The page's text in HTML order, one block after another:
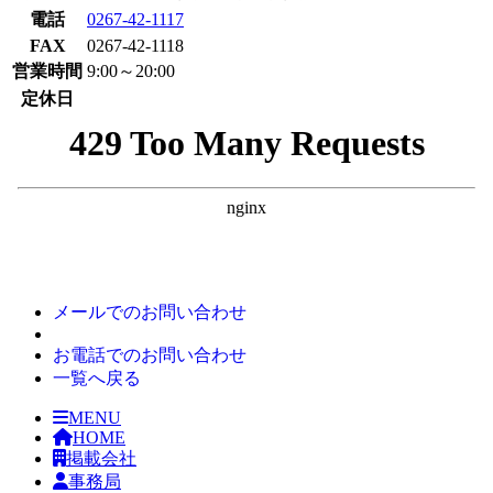
電話
0267-42-1117
FAX
0267-42-1118
営業時間 9:00～20:00
定休日
メールでのお問い合わせ
お電話でのお問い合わせ
一覧へ戻る
MENU
HOME
掲載会社
事務局